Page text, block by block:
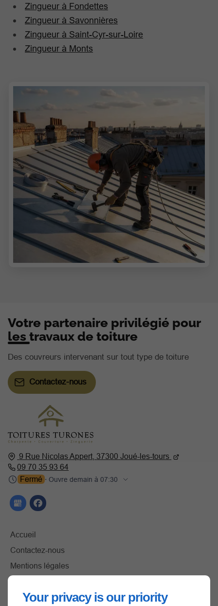
Your privacy is our priority
Zingueur à Fondettes
Zingueur à Savonnières
Zingueur à Saint-Cyr-sur-Loire
Zingueur à Monts
9 Rue Nicolas Appert, 37300 Joué-les-tours
09 70 35 93 64
Fermé ⋅ Ouvre demain à 07:30
Accueil
Contactez-nous
Mentions légales
Votre partenaire privilégié pour
les travaux de toiture
Des couvreurs intervenant sur tout type de toiture
Contactez-nous